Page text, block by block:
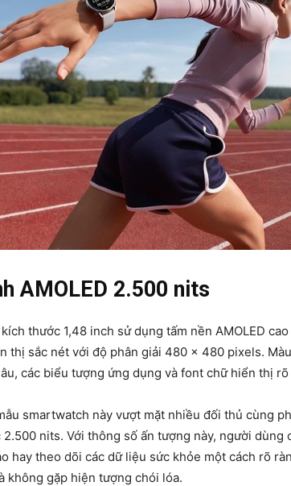
AMOLED 2.500 nits
thước 1,48 inch sử dụng tấm nền AMOLED cao
thị sắc nét với độ phân giải 480 x 480 pixels.
các biểu tượng ứng dụng và font chữ hiển thị rõ
smartwatch này vượt mặt nhiều đối thủ cùng
nits. Với thông số ấn tượng này, người dùng
hay theo dõi các dữ liệu sức khỏe một cách rõ
không gặp hiện tượng chói lóa.